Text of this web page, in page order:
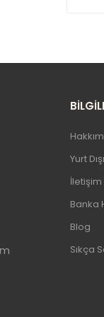
Yurt
İletişim
Banka
Blog
Sıkça